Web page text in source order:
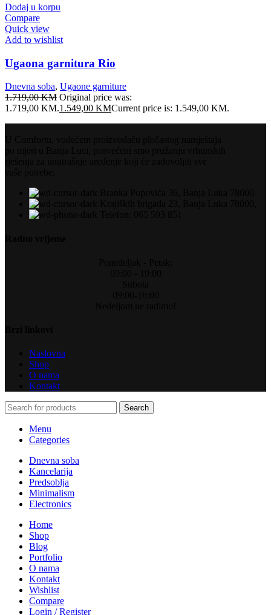
Dodaj u korpu
Compare
Quick view
Add to wishlist
Ugaona garnitura Rio
Dnevna soba, Ugaone garniture
1.719,00KM Original price was:
1.719,00 KM.1.549,00 KMCurrent price is: 1.549,00 KM.
Naslovna
Shop
O nama
Kontakt
Search
Menu
Categories
Dnevna soba
Kancelarija
Predsoblja
Minimalism
Electronics
Home
Shop
Blog
Portfolio
O nama
Kontakt
Wishlist
Compare
Login / Register